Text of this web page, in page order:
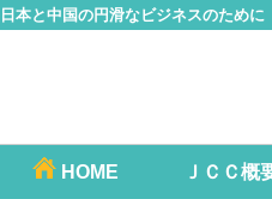
日本と中国の円滑なビジネスのために
メインメニュー
HOME ＪＣＣ概